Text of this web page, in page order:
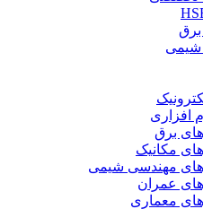
شیمی
افزاری
برق
مکانیک
مهندسی شیمی
عمران
معماری